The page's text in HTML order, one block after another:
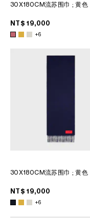
30X180CM流苏围巾 ; 黄色
NT$ 19,000
+6
30X180CM流苏围巾 ; 黄色
NT$ 19,000
+6